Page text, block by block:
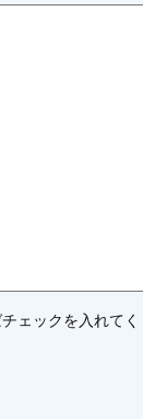
ェックを入れてく